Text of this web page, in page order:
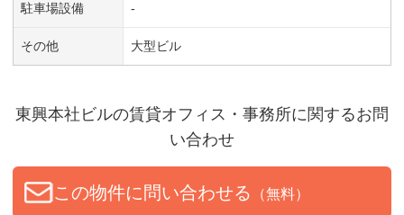
駐車場設備 -
その他 大型ビル
東興本社ビルの賃貸オフィス・事務所に関するお問
い合わせ
この物件に問い合わせる （無料）